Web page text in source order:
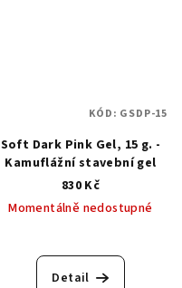
Soft Dark Pink Gel, 15 g. -
Kamuflážní stavební gel
830 Kč
Momentálně nedostupné
Detail
KÓD: GSDP-15